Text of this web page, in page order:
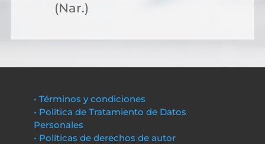
(Nar.)
• Términos y condiciones
• Política de Tratamiento de Datos
Personales
• Políticas de derechos de autor